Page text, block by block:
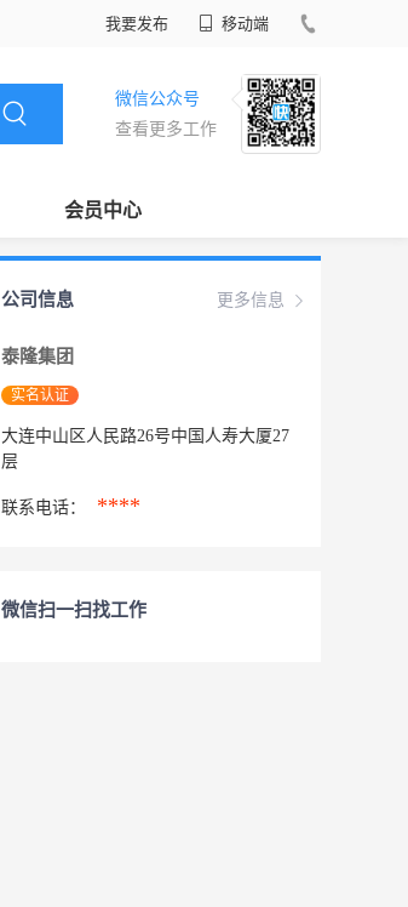
我要发布 移动端
微信公众号
查看更多工作
会员中心
更多信息
公司信息
泰隆集团
实名认证
大连中山区人民路26号中国人寿大厦27
层
联系电话： ****
微信扫一扫找工作